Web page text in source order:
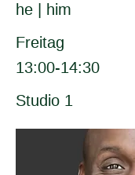
he | him
Freitag
13:00-14:30
Studio 1